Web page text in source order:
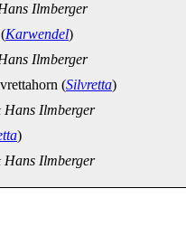
Ilmberger
Karwendel)
Ilmberger
(Silvretta)
Hans Ilmberger
)
Hans Ilmberger